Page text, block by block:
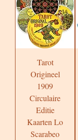
Tarot
Origineel
1909
Circulaire
Editie
Kaarten Lo
Scarabeo